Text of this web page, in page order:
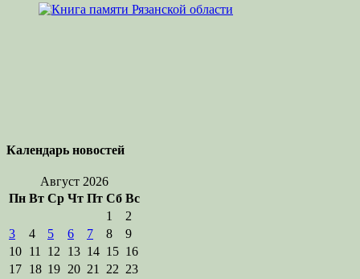
Календарь новостей
Август 2026
Пн Вт Ср Чт Пт Сб Вс
1
2
3
4 5 6 7 8
9
10 11 12 13 14 15 16
17 18 19 20 21 22 23